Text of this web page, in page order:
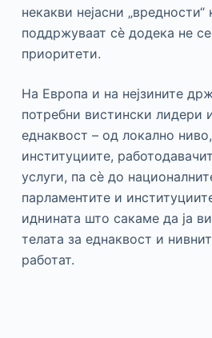
некакви нејасни „вредности“
поддржуваат сè додека не се
приоритети.
На Европа и на нејзините
потребни вистински лидери
еднаквост – од локално
институциите,
услуги, па сè до
парламентите и
иднината што сакаме да ја
телата за еднаквост и
работат.